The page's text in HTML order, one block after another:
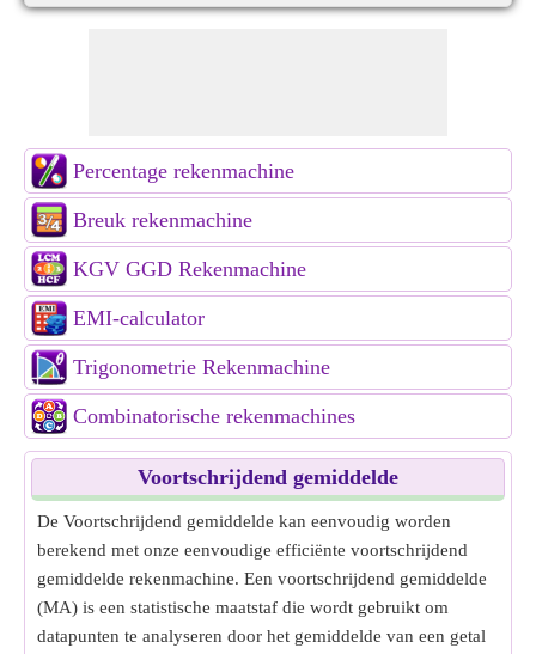
Percentage rekenmachine
Breuk rekenmachine
KGV GGD Rekenmachine
EMI-calculator
Trigonometrie Rekenmachine
Combinatorische rekenmachines
Voortschrijdend gemiddelde
De Voortschrijdend gemiddelde kan eenvoudig worden
berekend met onze eenvoudige efficiënte voortschrijdend
gemiddelde rekenmachine. Een voortschrijdend gemiddelde
(MA) is een statistische maatstaf die wordt gebruikt om
datapunten te analyseren door het gemiddelde van een getal